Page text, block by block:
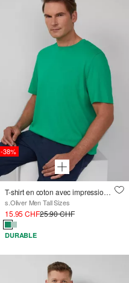
-38%
T-shirt en coton avec impression du logo
s.Oliver Men Tall Sizes
15.95 CHF25.90 CHF
DURABLE